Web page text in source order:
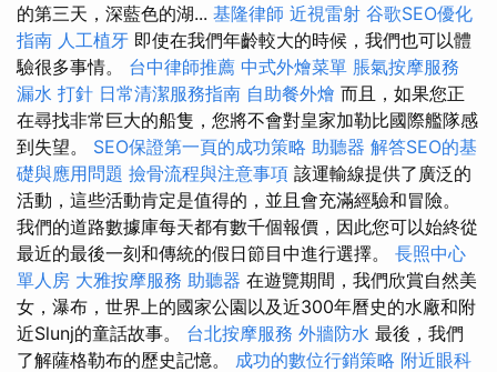
的第三天，深藍色的湖... 基隆律師 近視雷射 谷歌SEO優化
指南 人工植牙 即使在我們年齡較大的時候，我們也可以體
驗很多事情。 台中律師推薦 中式外燴菜單 脹氣按摩服務
漏水 打針 日常清潔服務指南 自助餐外燴 而且，如果您正
在尋找非常巨大的船隻，您將不會對皇家加勒比國際艦隊感
到失望。 SEO保證第一頁的成功策略 助聽器 解答SEO的基
礎與應用問題 撿骨流程與注意事項 該運輸線提供了廣泛的
活動，這些活動肯定是值得的，並且會充滿經驗和冒險。
我們的道路數據庫每天都有數千個報價，因此您可以始終從
最近的最後一刻和傳統的假日節目中進行選擇。 長照中心
單人房 大雅按摩服務 助聽器 在遊覽期間，我們欣賞自然美
女，瀑布，世界上的國家公園以及近300年曆史的水廠和附
近Slunj的童話故事。 台北按摩服務 外牆防水 最後，我們
了解薩格勒布的歷史記憶。 成功的數位行銷策略 附近眼科